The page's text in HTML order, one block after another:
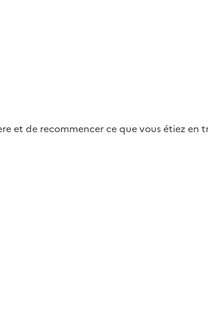
et de recommencer ce que vous étiez en